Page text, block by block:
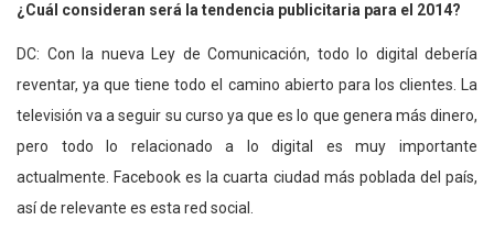
¿Cuál consideran será la tendencia publicitaria para el 2014?
DC: Con la nueva Ley de Comunicación, todo lo digital debería
reventar, ya que tiene todo el camino abierto para los clientes. La
televisión va a seguir su curso ya que es lo que genera más dinero,
pero todo lo relacionado a lo digital es muy importante
actualmente. Facebook es la cuarta ciudad más poblada del país,
así de relevante es esta red social.